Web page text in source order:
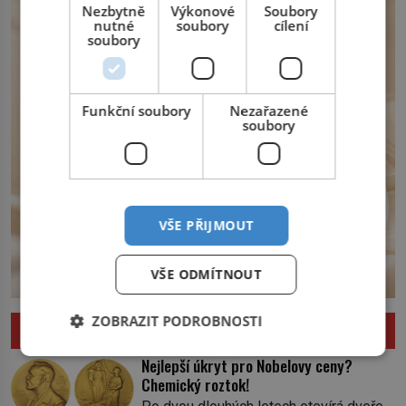
severní hranici. Na […]
ZAJÍMAVOSTI
Nejlepší úkryt pro Nobelovy ceny?
Chemický roztok!
Nezbytně
nutné
soubory
Výkonové
soubory
Soubory
cílení
Funkční soubory
Nezařazené
soubory
VŠE PŘIJMOUT
VŠE ODMÍTNOUT
ZOBRAZIT PODROBNOSTI